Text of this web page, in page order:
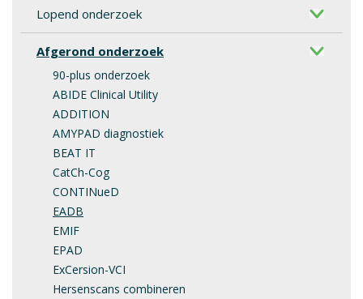
Lopend onderzoek
Afgerond onderzoek
90-plus onderzoek
ABIDE Clinical Utility
ADDITION
AMYPAD diagnostiek
BEAT IT
CatCh-Cog
CONTINueD
EADB
EMIF
EPAD
ExCersion-VCI
Hersenscans combineren